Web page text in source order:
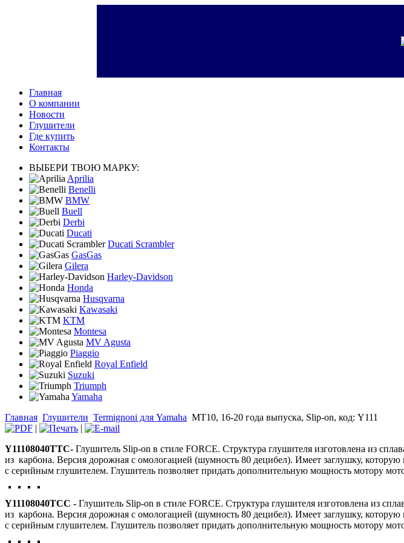
Главная
О компании
Новости
Глушители
Где купить
Контакты
ВЫБЕРИ ТВОЮ МАРКУ:
Aprilia
Benelli
BMW
Buell
Derbi
Ducati
Ducati Scrambler
GasGas
Gilera
Harley-Davidson
Honda
Husqvarna
Kawasaki
KTM
Montesa
MV Agusta
Piaggio
Royal Enfield
Suzuki
Triumph
Yamaha
Главная Глушители Termignoni для Yamaha MT10, 16-20 года выпуска, Slip-on, код: Y111
|
|
Y11108040TTC- Глушитель Slip-on в стиле FORCE. Структура глушителя изготовлена из
из карбона. Версия дорожная с омологацией (шумность 80 децибел). Имеет заглушку,
с серийным глушителем. Глушитель позволяет придать дополнительную мощность мотору
Y11108040TCC - Глушитель Slip-on в стиле FORCE. Структура глушителя изготовлена из
из карбона. Версия дорожная с омологацией (шумность 80 децибел). Имеет заглушку,
с серийным глушителем. Глушитель позволяет придать дополнительную мощность мотору